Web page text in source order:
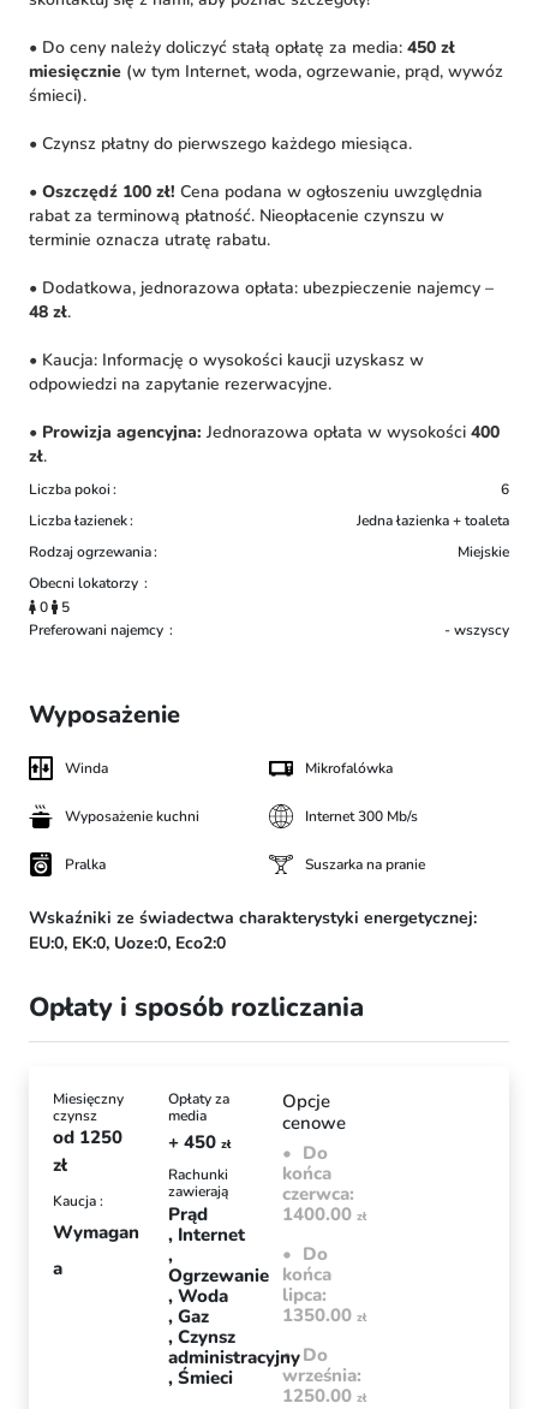
• Do ceny należy doliczyć stałą opłatę za media: 450 zł
miesięcznie (w tym Internet, woda, ogrzewanie, prąd, wywóz
śmieci).
• Czynsz płatny do pierwszego każdego miesiąca.
• Oszczędź 100 zł! Cena podana w ogłoszeniu uwzględnia
rabat za terminową płatność. Nieopłacenie czynszu w
terminie oznacza utratę rabatu.
• Dodatkowa, jednorazowa opłata: ubezpieczenie najemcy –
48 zł.
• Kaucja: Informację o wysokości kaucji uzyskasz w
odpowiedzi na zapytanie rezerwacyjne.
• Prowizja agencyjna: Jednorazowa opłata w wysokości 400
zł.
Liczba pokoi
6
Liczba łazienek
Jedna łazienka + toaleta
Rodzaj ogrzewania
Miejskie
Obecni lokatorzy
0
5
Preferowani najemcy
- wszyscy
Wyposażenie
Winda Mikrofalówka
Wyposażenie kuchni Internet 300 Mb/s
Pralka Suszarka na pranie
Wskaźniki ze świadectwa charakterystyki energetycznej:
EU:0, EK:0, Uoze:0, Eco2:0
Opłaty i sposób rozliczania
Miesięczny
czynsz
od 1250
zł
Kaucja :
Wymagan
a
Opłaty za
media
+ 450 zł
Rachunki
zawierają
Prąd
Internet
Ogrzewanie
Woda
Gaz
Czynsz
administracyjny
Śmieci
Opcje
cenowe
Do
końca
czerwca:
1400.00 zł
Do
końca
lipca:
1350.00 zł
Do
września:
1250.00 zł